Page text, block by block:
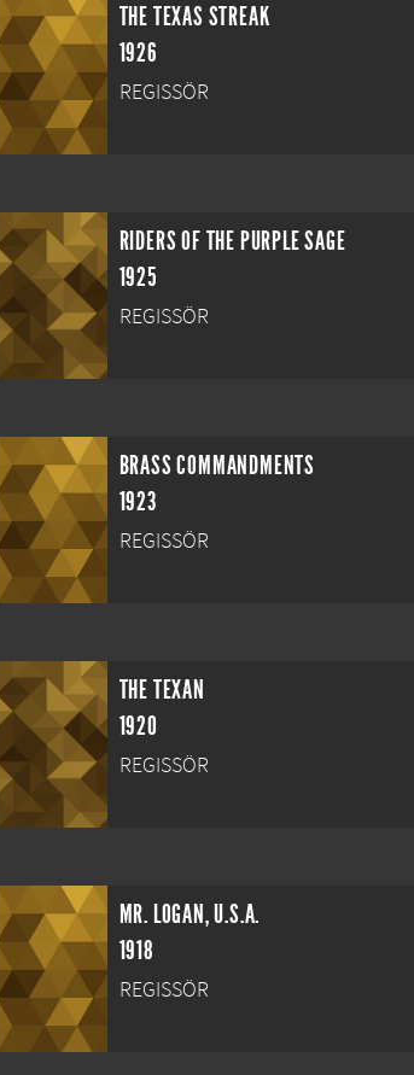
THE TEXAS STREAK
1926
REGISSÖR
RIDERS OF THE PURPLE SAGE
1925
REGISSÖR
BRASS COMMANDMENTS
1923
REGISSÖR
THE TEXAN
1920
REGISSÖR
MR. LOGAN, U.S.A.
1918
REGISSÖR